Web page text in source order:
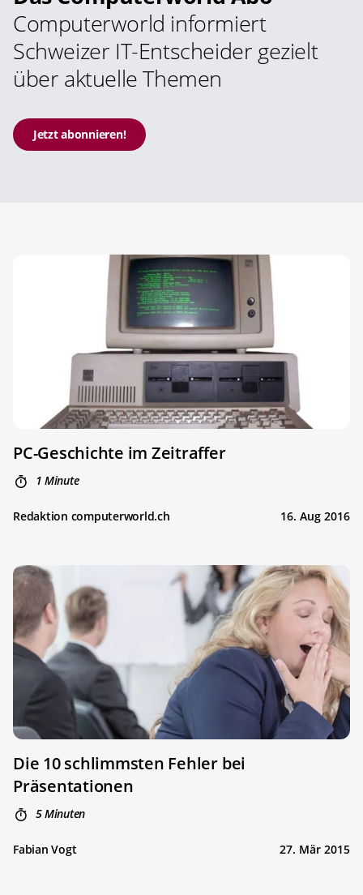
Computerworld informiert
Schweizer IT-Entscheider gezielt
über aktuelle Themen
Jetzt abonnieren!
PC-Geschichte im Zeitraffer
1 Minute
Redaktion computerworld.ch 16. Aug 2016
Die 10 schlimmsten Fehler bei
Präsentationen
5 Minuten
Fabian Vogt 27. Mär 2015